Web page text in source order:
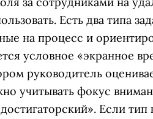
Есть два типа
на процесс и
условное «экранное
руководитель
учитывать фокус
Если тип